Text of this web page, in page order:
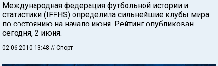
Международная федерация футбольной истории и
статистики (IFFHS) определила сильнейшие клубы мира
по состоянию на начало июня. Рейтинг опубликован
сегодня, 2 июня.
02.06.2010 13:48 // Спорт